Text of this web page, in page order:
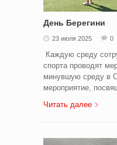
День Берегини
23 июля 2025 0
Каждую среду
спорта проводят
минувшую среду в
мероприятие,
Читать далее